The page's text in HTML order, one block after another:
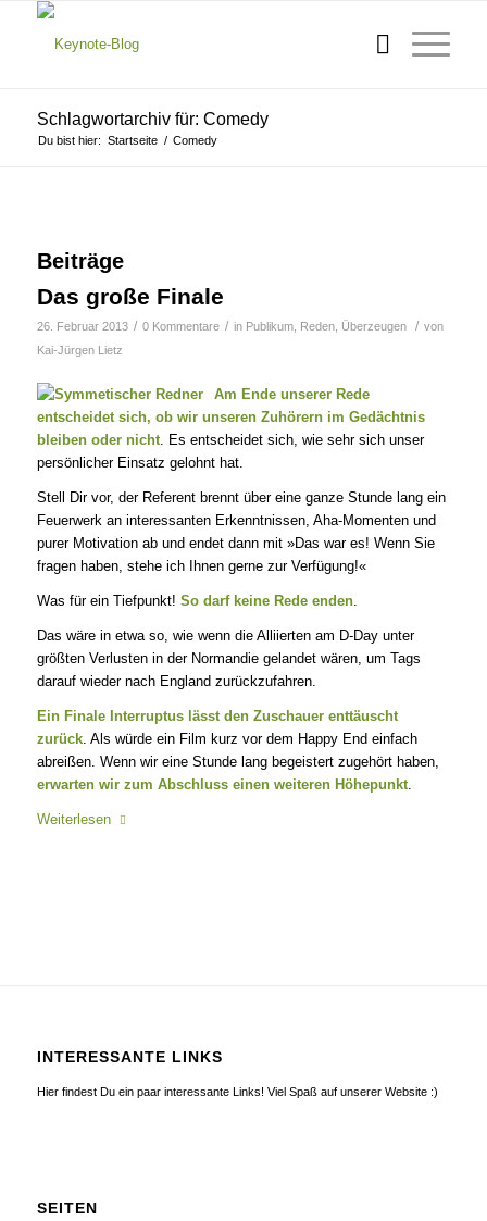
Schlagwortarchiv für: Comedy
Du bist hier: Startseite / Comedy
Beiträge
Das große Finale
26. Februar 2013 / 0 Kommentare / in Publikum, Reden, Überzeugen / von
Kai-Jürgen Lietz
Am Ende unserer Rede
entscheidet sich, ob wir unseren Zuhörern im Gedächtnis
bleiben oder nicht. Es entscheidet sich, wie sehr sich unser
persönlicher Einsatz gelohnt hat.
Stell Dir vor, der Referent brennt über eine ganze Stunde lang ein
Feuerwerk an interessanten Erkenntnissen, Aha-Momenten und
purer Motivation ab und endet dann mit »Das war es! Wenn Sie
fragen haben, stehe ich Ihnen gerne zur Verfügung!«
Was für ein Tiefpunkt! So darf keine Rede enden.
Das wäre in etwa so, wie wenn die Alliierten am D-Day unter
größten Verlusten in der Normandie gelandet wären, um Tags
darauf wieder nach England zurückzufahren.
Ein Finale Interruptus lässt den Zuschauer enttäuscht
zurück. Als würde ein Film kurz vor dem Happy End einfach
abreißen. Wenn wir eine Stunde lang begeistert zugehört haben,
erwarten wir zum Abschluss einen weiteren Höhepunkt.
Weiterlesen
INTERESSANTE LINKS
Hier findest Du ein paar interessante Links! Viel Spaß auf unserer Website :)
SEITEN